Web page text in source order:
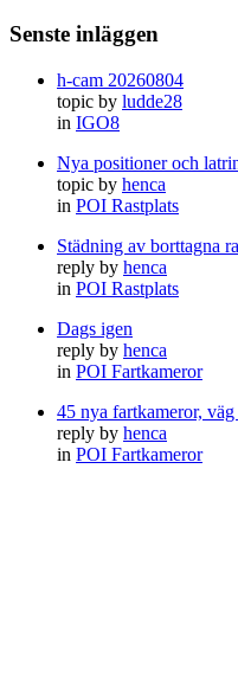
Senste inläggen
h-cam 20260804
topic by ludde28
in IGO8
Nya positioner och
topic by henca
in POI Rastplats
Städning av borttagna
reply by henca
in POI Rastplats
Dags igen
reply by henca
in POI Fartkameror
45 nya fartkameror,
reply by henca
in POI Fartkameror